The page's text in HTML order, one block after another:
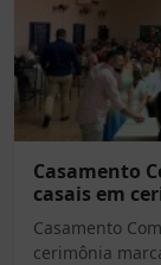
Casamento
casais em
Casamento
cerimônia